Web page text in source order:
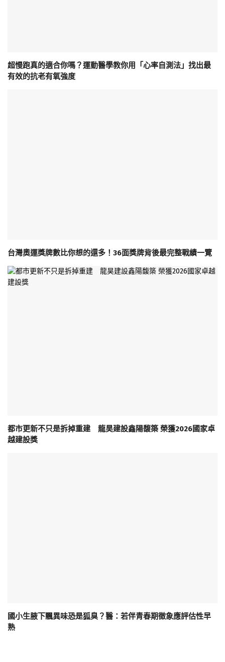
超慢跑真的適合你嗎？運動醫學教你用「心率自測法」找出最
有效的抗老有氧強度
台灣奧運獎牌數比你想的還多！36面獎牌背後最完整戰績一覽
都市更新不只是拆掉重建 龍昊建設鑫陽馥築 榮獲2026國家卓
越建設獎
國小生腋下飄異味恐是狐臭？醫：若伴青春期徵象應評估性早
熟